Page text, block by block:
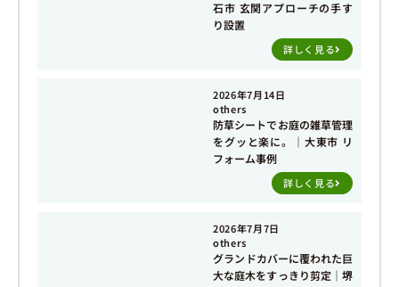
石市 玄関アプローチの手す
り設置
詳しく見る
2026年7月14日
others
防草シートでお庭の雑草管理
をグッと楽に。｜大東市 リ
フォーム事例
詳しく見る
2026年7月7日
others
グランドカバーに覆われた巨
大な庭木をすっきり剪定｜堺